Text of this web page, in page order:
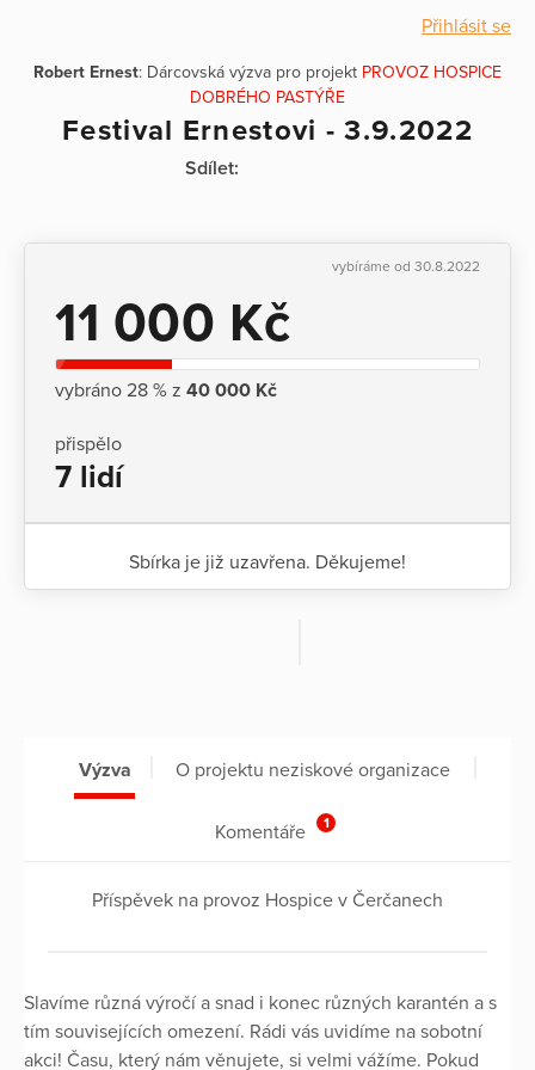
Přihlásit se
Robert Ernest: Dárcovská výzva pro projekt PROVOZ HOSPICE
DOBRÉHO PASTÝŘE
Festival Ernestovi - 3.9.2022
Sdílet:
vybíráme od 30.8.2022
11 000 Kč
vybráno 28 % z 40 000 Kč
přispělo
7 lidí
Sbírka je již uzavřena. Děkujeme!
Výzva O projektu neziskové organizace
Komentáře 1
Příspěvek na provoz Hospice v Čerčanech
Slavíme různá výročí a snad i konec různých karantén a s
tím souvisejících omezení. Rádi vás uvidíme na sobotní
akci! Času, který nám věnujete, si velmi vážíme. Pokud